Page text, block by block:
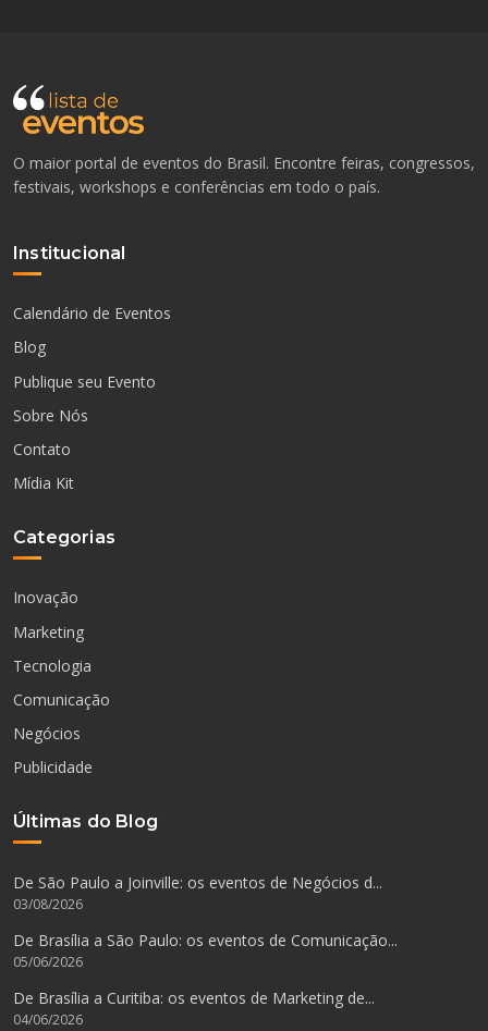
O maior portal de eventos do Brasil. Encontre feiras, congressos,
festivais, workshops e conferências em todo o país.
Institucional
Calendário de Eventos
Blog
Publique seu Evento
Sobre Nós
Contato
Mídia Kit
Categorias
Inovação
Marketing
Tecnologia
Comunicação
Negócios
Publicidade
Últimas do Blog
De São Paulo a Joinville: os eventos de Negócios d...
03/08/2026
De Brasília a São Paulo: os eventos de Comunicação...
05/06/2026
De Brasília a Curitiba: os eventos de Marketing de...
04/06/2026